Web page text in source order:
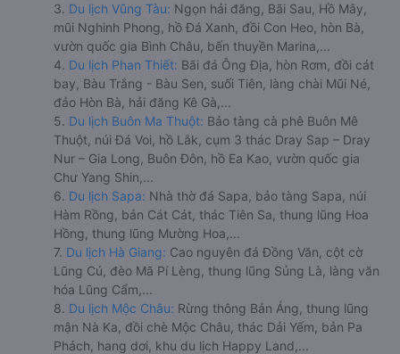
3. Du lịch Vũng Tàu: Ngọn hải đăng, Bãi Sau, Hồ Mây,
mũi Nghinh Phong, hồ Đá Xanh, đồi Con Heo, hòn Bà,
vườn quốc gia Bình Châu, bến thuyền Marina,...
4. Du lịch Phan Thiết: Bãi đá Ông Địa, hòn Rơm, đồi cát
bay, Bàu Trắng - Bàu Sen, suối Tiên, làng chài Mũi Né,
đảo Hòn Bà, hải đăng Kê Gà,...
5. Du lịch Buôn Ma Thuột: Bảo tàng cà phê Buôn Mê
Thuột, núi Đá Voi, hồ Lắk, cụm 3 thác Dray Sap – Dray
Nur – Gia Long, Buôn Đôn, hồ Ea Kao, vườn quốc gia
Chư Yang Shin,...
6. Du lịch Sapa: Nhà thờ đá Sapa, bảo tàng Sapa, núi
Hàm Rồng, bản Cát Cát, thác Tiên Sa, thung lũng Hoa
Hồng, thung lũng Mường Hoa,...
7. Du lịch Hà Giang: Cao nguyên đá Đồng Văn, cột cờ
Lũng Cú, đèo Mã Pí Lèng, thung lũng Sủng Là, làng văn
hóa Lũng Cẩm,...
8. Du lịch Mộc Châu: Rừng thông Bản Áng, thung lũng
mận Nà Ka, đồi chè Mộc Châu, thác Dải Yếm, bản Pa
Phách, hang dơi, khu du lịch Happy Land,...